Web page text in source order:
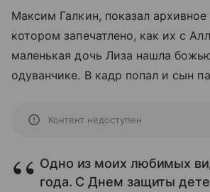
Максим Галкин, показал архивное
котором запечатлено, как их с
маленькая дочь Лиза нашла
одуванчике. В кадр попал и сын
Контент недоступен
Одно из моих любимых
года. С Днем защиты